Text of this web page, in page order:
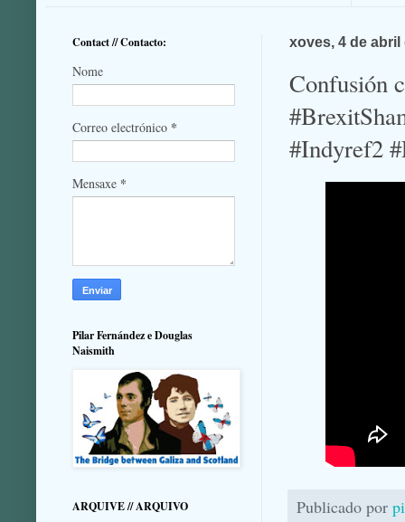
xoves, 4 de abril
Confusión
#Indyref2
Publicado por
Contact // Contacto:
Nome
Correo electrónico *
Mensaxe *
Pilar Fernández e Douglas
Naismith
ARQUIVE // ARQUIVO